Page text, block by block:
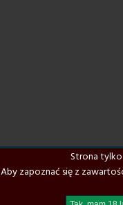
Strona
Aby zapoznać się z